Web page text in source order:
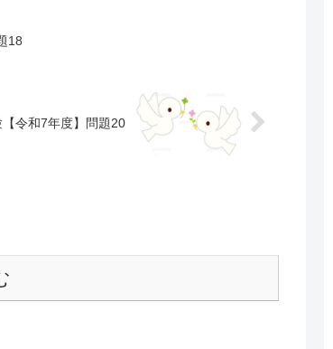
18
【令和7年度】問題20